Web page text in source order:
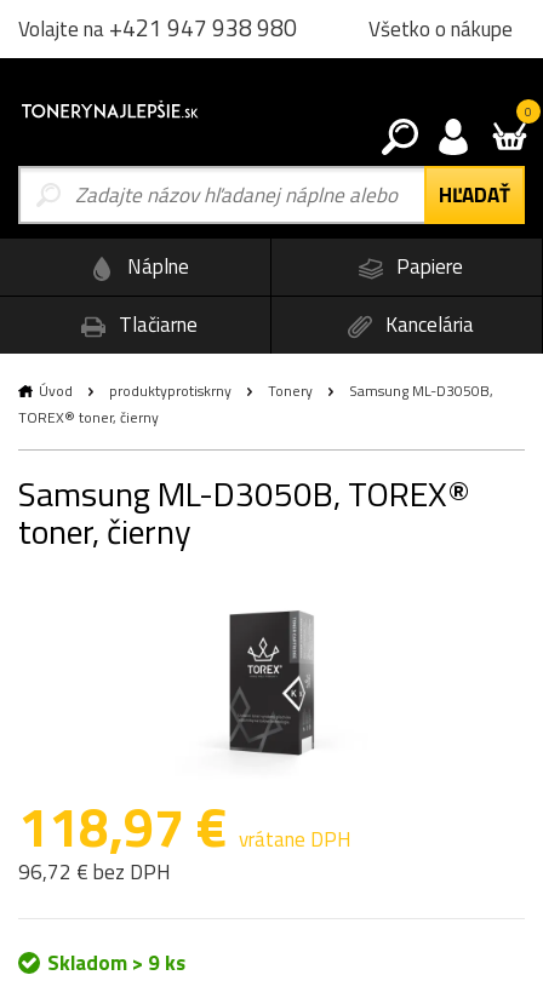
Volajte na+421 947 938 980 Všetko o nákupe
0
Náplne
Papiere
Tlačiarne
Kancelária
Úvod produktyprotiskrny Tonery
Samsung ML-D3050B,
TOREX® toner, čierny
Samsung ML-D3050B, TOREX®
toner, čierny
118,97 € vrátane DPH
96,72 € bez DPH
Skladom > 9 ks